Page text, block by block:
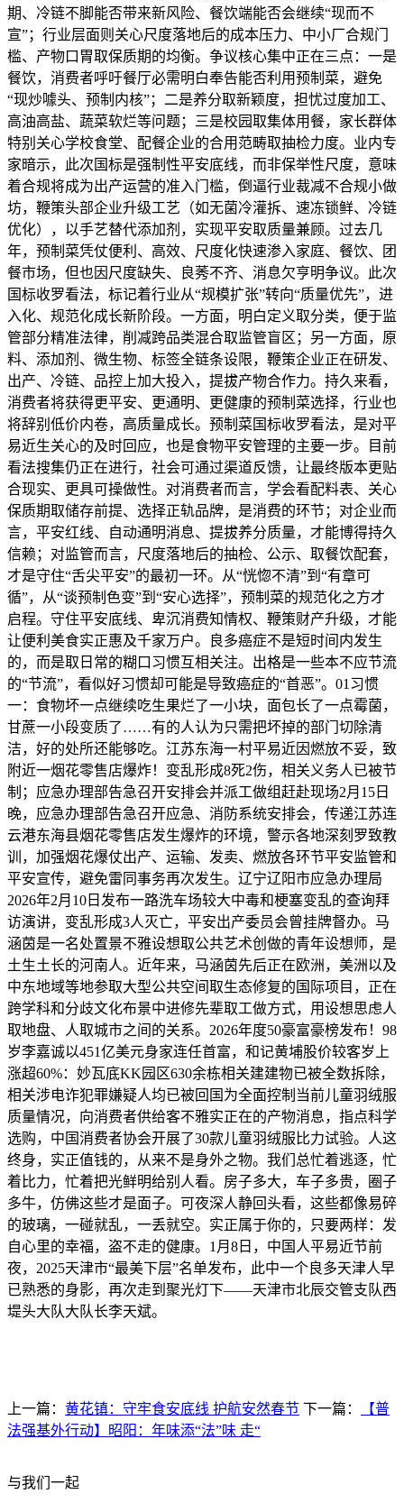
期、冷链不脚能否带来新风险、餐饮端能否会继续“现而不
宣”；行业层面则关心尺度落地后的成本压力、中小厂合规门
槛、产物口胃取保质期的均衡。争议核心集中正在三点：一是
餐饮，消费者呼吁餐厅必需明白奉告能否利用预制菜，避免
“现炒噱头、预制内核”；二是养分取新颖度，担忧过度加工、
高油高盐、蔬菜软烂等问题；三是校园取集体用餐，家长群体
特别关心学校食堂、配餐企业的合用范畴取抽检力度。业内专
家暗示，此次国标是强制性平安底线，而非保举性尺度，意味
着合规将成为出产运营的准入门槛，倒逼行业裁减不合规小做
坊，鞭策头部企业升级工艺（如无菌冷灌拆、速冻锁鲜、冷链
优化），以手艺替代添加剂，实现平安取质量兼顾。过去几
年，预制菜凭仗便利、高效、尺度化快速渗入家庭、餐饮、团
餐市场，但也因尺度缺失、良莠不齐、消息欠亨明争议。此次
国标收罗看法，标记着行业从“规模扩张”转向“质量优先”，进
入化、规范化成长新阶段。一方面，明白定义取分类，便于监
管部分精准法律，削减跨品类混合取监管盲区；另一方面，原
料、添加剂、微生物、标签全链条设限，鞭策企业正在研发、
出产、冷链、品控上加大投入，提拔产物合作力。持久来看，
消费者将获得更平安、更通明、更健康的预制菜选择，行业也
将辞别低价内卷，高质量成长。预制菜国标收罗看法，是对平
易近生关心的及时回应，也是食物平安管理的主要一步。目前
看法搜集仍正在进行，社会可通过渠道反馈，让最终版本更贴
合现实、更具可操做性。对消费者而言，学会看配料表、关心
保质期取储存前提、选择正轨品牌，是消费的环节；对企业而
言，平安红线、自动通明消息、提拔养分质量，才能博得持久
信赖；对监管而言，尺度落地后的抽检、公示、取餐饮配套，
才是守住“舌尖平安”的最初一环。从“恍惚不清”到“有章可
循”，从“谈预制色变”到“安心选择”，预制菜的规范化之方才
启程。守住平安底线、卑沉消费知情权、鞭策财产升级，才能
让便利美食实正惠及千家万户。良多癌症不是短时间内发生
的，而是取日常的糊口习惯互相关注。出格是一些本不应节流
的“节流”，看似好习惯却可能是导致癌症的“首恶”。01习惯
一：食物坏一点继续吃生果烂了一小块，面包长了一点霉菌，
甘蔗一小段变质了……有的人认为只需把坏掉的部门切除清
洁，好的处所还能够吃。江苏东海一村平易近因燃放不妥，致
附近一烟花零售店爆炸！变乱形成8死2伤，相关义务人已被节
制；应急办理部告急召开安排会并派工做组赶赴现场2月15日
晚，应急办理部告急召开应急、消防系统安排会，传递江苏连
云港东海县烟花零售店发生爆炸的环境，警示各地深刻罗致教
训，加强烟花爆仗出产、运输、发卖、燃放各环节平安监管和
平安宣传，避免雷同事务再次发生。辽宁辽阳市应急办理局
2026年2月10日发布一路洗车场较大中毒和梗塞变乱的查询拜
访演讲，变乱形成3人灭亡，平安出产委员会曾挂牌督办。马
涵茵是一名处置景不雅设想取公共艺术创做的青年设想师，是
土生土长的河南人。近年来，马涵茵先后正在欧洲，美洲以及
中东地域等地参取大型公共空间取生态修复的国际项目，正在
跨学科和分歧文化布景中进修先辈取工做方式，用设想思虑人
取地盘、人取城市之间的关系。2026年度50豪富豪榜发布！98
岁李嘉诚以451亿美元身家连任首富，和记黄埔股价较客岁上
涨超60%：妙瓦底KK园区630余栋相关建建物已被全数拆除，
相关涉电诈犯罪嫌疑人均已被回国为全面控制当前儿童羽绒服
质量情况，向消费者供给客不雅实正在的产物消息，指点科学
选购，中国消费者协会开展了30款儿童羽绒服比力试验。人这
终身，实正值钱的，从来不是身外之物。我们总忙着逃逐，忙
着比力，忙着把光鲜明给别人看。房子多大，车子多贵，圈子
多牛，仿佛这些才是面子。可夜深人静回头看，这些都像易碎
的玻璃，一碰就乱，一丢就空。实正属于你的，只要两样：发
自心里的幸福，盗不走的健康。1月8日，中国人平易近节前
夜，2025天津市“最美下层”名单发布，此中一个良多天津人早
已熟悉的身影，再次走到聚光灯下——天津市北辰交管支队西
堤头大队大队长李天斌。
上一篇： 黄花镇：守牢食安底线 护航安然春节 下一篇：
【普
法强基外行动】昭阳：年味添“法”味 走“
与我们一起